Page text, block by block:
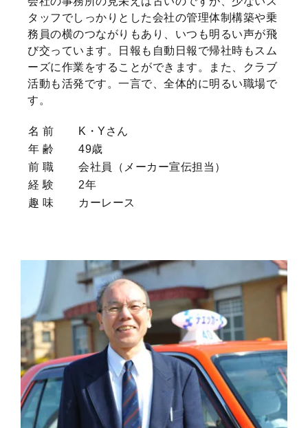
タッフでしっかりとした会社の管理体制構築や乗
務員の横のつながりもあり、いつも明るい声が飛
び交っています。日報も自動日報で帰社時もスム
ーズに作業をすることができます。また、クラブ
活動も活発です。一言で、全体的に明るい職場で
す。
名 前
K・Yさん
年 齢
49歳
前 職
会社員（メーカー宣伝担当）
経 験
2年
趣 味
カーレース